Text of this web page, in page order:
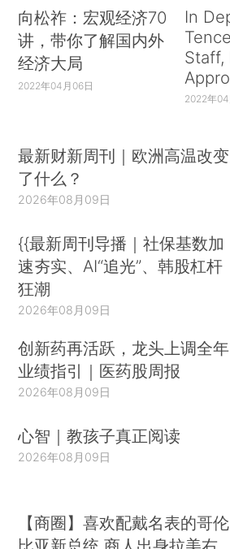
向松祚：宏观经济70
讲，带你了解国内外
经济大局
2022年04月06日
In
Staff,
2022年04
最新财新周刊｜欧洲高温改变
了什么？
2026年08月09日
{{最新周刊导播｜社保基数加
速夯实、AI“追光”、韩股杠杆
狂潮
2026年08月09日
创新药再活跃，龙头上调全年
业绩指引｜医药股周报
2026年08月09日
心智｜教孩子真正阅读
2026年08月09日
【商圈】喜欢配戴名表的哥伦